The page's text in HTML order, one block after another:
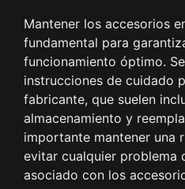
Mantener los accesorios
fundamental para
funcionamiento óptimo.
instrucciones de cuidado
fabricante, que suelen
almacenamiento y
importante mantener una
evitar cualquier problema
asociado con los